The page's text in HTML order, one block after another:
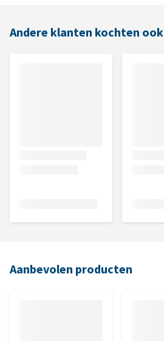
Andere klanten kochten ook
Aanbevolen producten